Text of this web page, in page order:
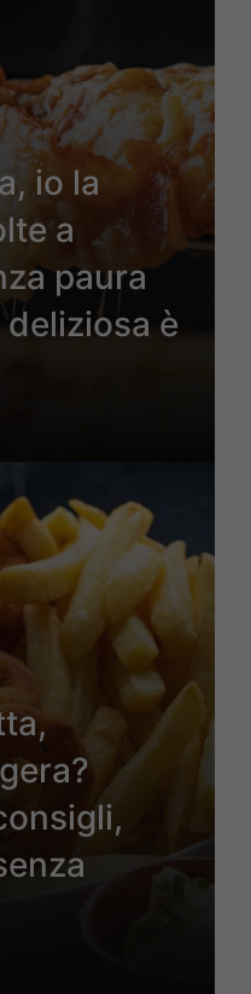
io la
a
paura
è